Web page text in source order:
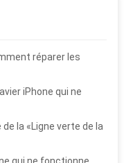
réparer les
iPhone qui ne
la «Ligne verte de la
qui ne fonctionne